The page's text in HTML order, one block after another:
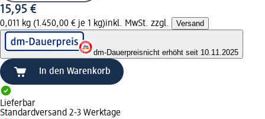
15,95 €
0,011 kg (1.450,00 € je 1 kg)inkl. MwSt. zzgl. Versand
dm-Dauerpreisnicht erhöht seit 10.11.2025
In den Warenkorb
Lieferbar
Standardversand 2-3 Werktage